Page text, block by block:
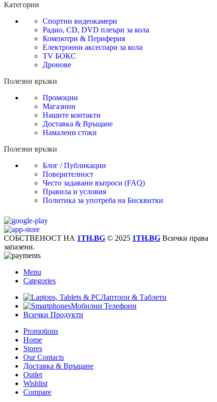
Категории
Спортни видеокамери
Радио, CD, DVD плеъри за кола
Компютри & Периферия
Електронни аксесоари за кола
TV БОКС
Дронове
Полезни връзки
Промоции
Магазини
Нашите контакти
Доставка & Връщане
Намалени стоки
Полезни връзки
Блог / Публикации
Поверителност
Често задавани въпроси (FAQ)
Правила и условия
Политика за употреба на Бисквитки
СОБСТВЕНОСТ НА 1TH.BG © 2025 1TH.BG Всички права
запазени.
Menu
Categories
Лаптопи & Таблети
Мобилни Телефони
Всички Продукти
Promotions
Home
Stores
Our Contacts
Доставка & Връщане
Outlet
Wishlist
Compare